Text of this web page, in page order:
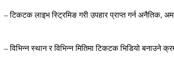
–टिकटक लाइभ स्ट्रिमिङ गरी उपहार प्राप्त गर्न अनैतिक,
–विभिन्न स्थान र विभिन्न मितिमा टिकटक भिडियो